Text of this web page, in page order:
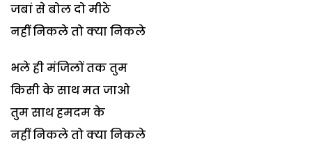
जबां से बोल दो मीठे
नहीं निकले तो क्या निकले
भले ही मंजिलों तक तुम
किसी के साथ मत जाओ
तुम साथ हमदम के
नहीं निकले तो क्या निकले